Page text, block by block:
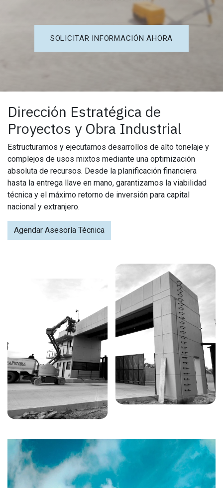
SOLICITAR INFORMACIÓN AHORA
Dirección Estratégica de
Proyectos y Obra Industrial
Estructuramos y ejecutamos desarrollos de alto tonelaje y
complejos de usos mixtos mediante una optimización
absoluta de recursos. Desde la planificación financiera
hasta la entrega llave en mano, garantizamos la viabilidad
técnica y el máximo retorno de inversión para capital
nacional y extranjero.
Agendar Asesoría Técnica